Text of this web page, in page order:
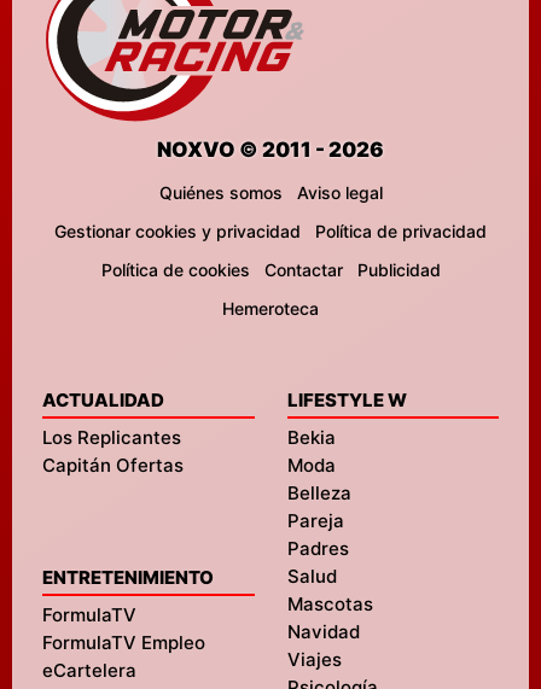
NOXVO © 2011 - 2026
Quiénes somos
Aviso legal
Gestionar cookies y privacidad
Política de privacidad
Política de cookies
Contactar
Publicidad
Hemeroteca
ACTUALIDAD
Los Replicantes
Capitán Ofertas
ENTRETENIMIENTO
FormulaTV
FormulaTV Empleo
eCartelera
LIFESTYLE W
Bekia
Moda
Belleza
Pareja
Padres
Salud
Mascotas
Navidad
Viajes